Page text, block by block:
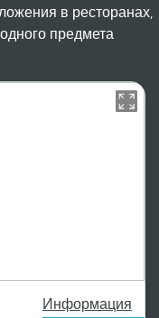
в ресторанах,
предмета
Информация